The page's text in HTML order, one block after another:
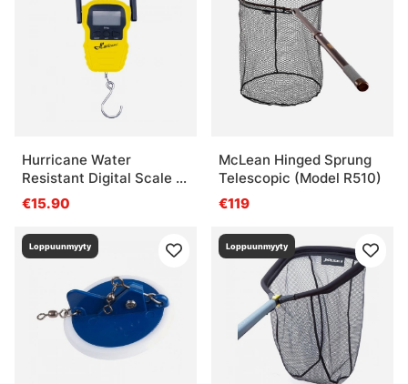
Hurricane Water
Resistant Digital Scale -
50kg
€15.90
McLean Hinged Sprung
Telescopic (Model R510)
€119
Loppuunmyyty Loppuunmyyty